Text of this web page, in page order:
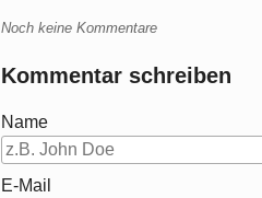
Noch keine Kommentare
Kommentar schreiben
Name
E-Mail